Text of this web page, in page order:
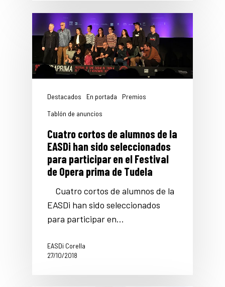
Destacados En portada
Premios
Tablón de anuncios
Cuatro cortos de alumnos de la
EASDi han sido seleccionados
para participar en el Festival
de Opera prima de Tudela
Cuatro cortos de alumnos de la
EASDi han sido seleccionados
para participar en…
EASDi Corella
27/10/2018